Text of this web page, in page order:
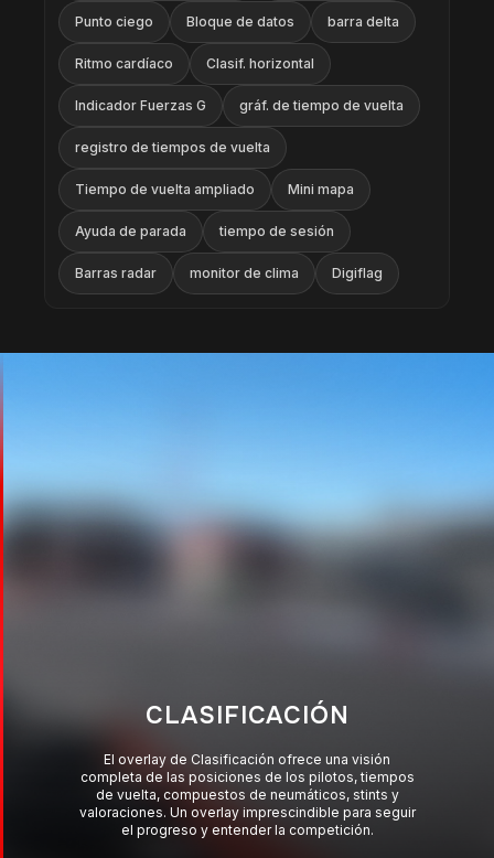
Punto ciego Bloque de datos barra delta
Ritmo cardíaco Clasif. horizontal
Indicador Fuerzas G gráf. de tiempo de vuelta
registro de tiempos de vuelta
Tiempo de vuelta ampliado Mini mapa
Ayuda de parada tiempo de sesión
Barras radar monitor de clima Digiflag
CLASIFICACIÓN
El overlay de Clasificación ofrece una visión
completa de las posiciones de los pilotos, tiempos
de vuelta, compuestos de neumáticos, stints y
valoraciones. Un overlay imprescindible para seguir
el progreso y entender la competición.